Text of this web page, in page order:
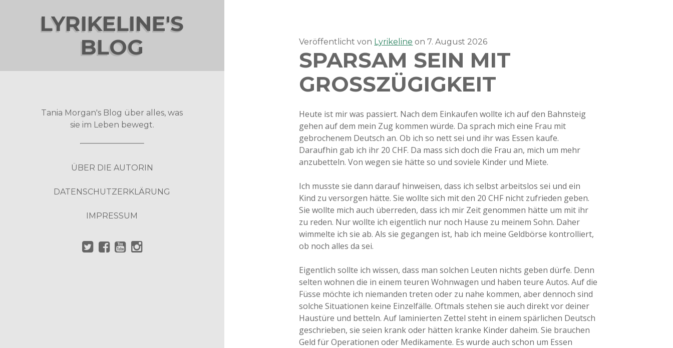
LYRIKELINE'S
BLOG
Tania Morgan's Blog über alles, was
sie im Leben bewegt.
ÜBER DIE AUTORIN
DATENSCHUTZERKLÄRUNG
IMPRESSUM
Veröffentlicht von Lyrikeline on7. August 2026
SPARSAM SEIN MIT
GROSSZÜGIGKEIT
Heute ist mir was passiert. Nach dem Einkaufen wollte ich auf den Bahnsteig
gehen auf dem mein Zug kommen würde. Da sprach mich eine Frau mit
gebrochenem Deutsch an. Ob ich so nett sei und ihr was Essen kaufe.
Daraufhin gab ich ihr 20 CHF. Da mass sich doch die Frau an, mich um mehr
anzubetteln. Von wegen sie hätte so und soviele Kinder und Miete.
Ich musste sie dann darauf hinweisen, dass ich selbst arbeitslos sei und ein
Kind zu versorgen hätte. Sie wollte sich mit den 20 CHF nicht zufrieden geben.
Sie wollte mich auch überreden, dass ich mir Zeit genommen hätte um mit ihr
zu reden. Nur wollte ich eigentlich nur noch Hause zu meinem Sohn. Daher
wimmelte ich sie ab. Als sie gegangen ist, hab ich meine Geldbörse kontrolliert,
ob noch alles da sei.
Eigentlich sollte ich wissen, dass man solchen Leuten nichts geben dürfe. Denn
selten wohnen die in einem teuren Wohnwagen und haben teure Autos. Auf die
Füsse möchte ich niemanden treten oder zu nahe kommen, aber dennoch sind
solche Situationen keine Einzelfälle. Oftmals stehen sie auch direkt vor deiner
Haustüre und betteln. Auf laminierten Zettel steht in einem spärlichen Deutsch
geschrieben, sie seien krank oder hätten kranke Kinder daheim. Sie brauchen
Geld für Operationen oder Medikamente. Es wurde auch schon um Essen